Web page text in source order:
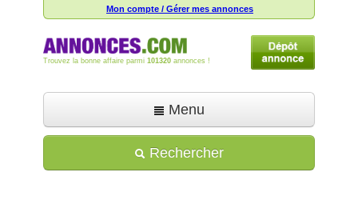
Mon compte / Gérer mes annonces
Trouvez la bonne affaire parmi 101320 annonces !
Menu
Déposer une annonce
Rechercher